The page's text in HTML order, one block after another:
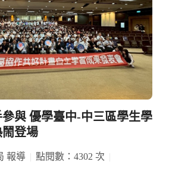
與 優學臺中-中三區學生學
登場
報導 點閱數：4302 次